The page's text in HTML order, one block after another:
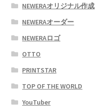
NEWERAオリジナル作成
NEWERAオーダー
NEWERAロゴ
OTTO
PRINTSTAR
TOP OF THE WORLD
YouTuber